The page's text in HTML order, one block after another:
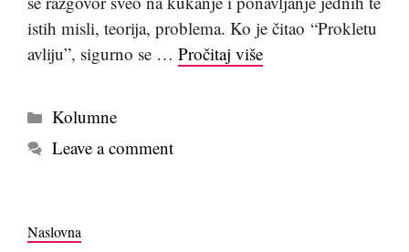
istih misli, teorija, problema. Ko je čitao “Prokletu
avliju”, sigurno se … Pročitaj više
Kategorije
Kolumne
Leave a comment
Naslovna